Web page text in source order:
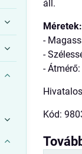
áll.
Méretek:
-
-
-
Kód: